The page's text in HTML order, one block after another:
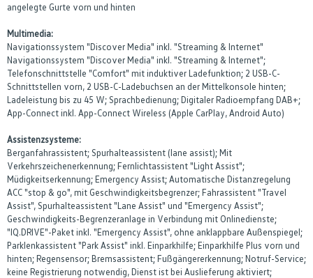
angelegte Gurte vorn und hinten
Multimedia:
Navigationssystem "Discover Media" inkl. "Streaming & Internet"
Navigationssystem "Discover Media" inkl. "Streaming & Internet";
Telefonschnittstelle "Comfort" mit induktiver Ladefunktion; 2 USB-C-
Schnittstellen vorn, 2 USB-C-Ladebuchsen an der Mittelkonsole hinten;
Ladeleistung bis zu 45 W; Sprachbedienung; Digitaler Radioempfang DAB+;
App-Connect inkl. App-Connect Wireless (Apple CarPlay, Android Auto)
Assistenzsysteme:
Berganfahrassistent; Spurhalteassistent (lane assist); Mit
Verkehrszeichenerkennung; Fernlichtassistent "Light Assist";
Müdigkeitserkennung; Emergency Assist; Automatische Distanzregelung
ACC "stop & go", mit Geschwindigkeitsbegrenzer; Fahrassistent "Travel
Assist", Spurhalteassistent "Lane Assist" und "Emergency Assist";
Geschwindigkeits-Begrenzeranlage in Verbindung mit Onlinedienste;
"IQ.DRIVE"-Paket inkl. "Emergency Assist", ohne anklappbare Außenspiegel;
Parklenkassistent "Park Assist" inkl. Einparkhilfe; Einparkhilfe Plus vorn und
hinten; Regensensor; Bremsassistent; Fußgängererkennung; Notruf-Service;
keine Registrierung notwendig, Dienst ist bei Auslieferung aktiviert;